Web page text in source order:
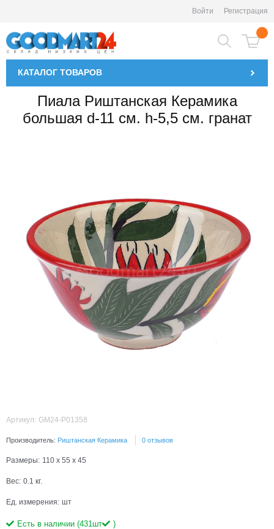
Войти Регистрация
КАТАЛОГ ТОВАРОВ
Пиала Риштанская Керамика
большая d-11 см. h-5,5 см. гранат
Артикул: GM24-P01358
Производитель: Риштанская Керамика 0 отзывов
Размеры: 110 x 55 x 45
Вес: 0.1 кг.
Ед. измерения: шт
Есть в наличии (431шт )